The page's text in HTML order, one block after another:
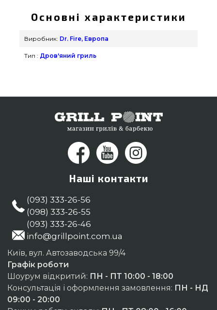
брендів Dr. Fire, Европа за виправданою
вартістю всего 72 000 грн. в каталозі грилів та
аксесуарів grillpoint.com.ua Найкращі пропозиції
Гриль Поінт. Наберіть прямо зараз нашим
Франківськ, Чернівці, Дніпродзержинськ
Основні характеристики
Виробник: Dr. Fire, Европа
Тип : Дров'яний гриль
Наші контакти
(093) 333-26-56
(098) 333-26-55
(093) 333-26-46
info@grillpoint.com.ua
Київ, вул. Автозаводська 99/4
Графік роботи
Шоурум відкритий: ПН - ПТ 10:00 - 18:00
Консультація і оформлення замовлення: ПН - НД
09:00 - 20:00